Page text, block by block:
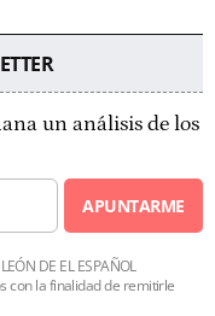
un análisis de los
APUNTARME
DE EL ESPAÑOL
con la finalidad de remitirle